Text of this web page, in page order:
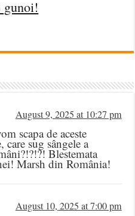
gunoi!
August 9, 2025 at 10:27 pm
scapa de aceste
care sug sângele a
Blestemata
Marsh din România!
August 10, 2025 at 7:00 pm